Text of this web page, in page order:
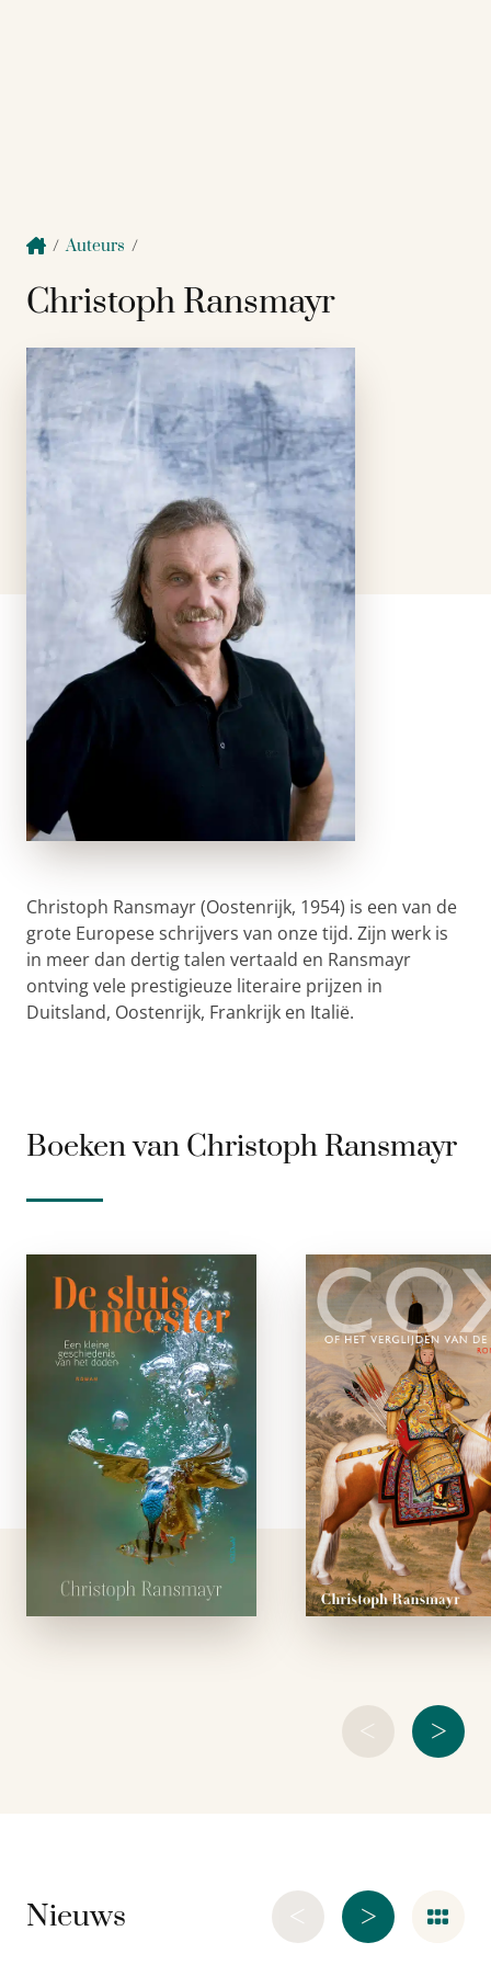
/Auteurs /
Christoph Ransmayr
Christoph Ransmayr (Oostenrijk, 1954) is een van de
grote Europese schrijvers van onze tijd. Zijn werk is
in meer dan dertig talen vertaald en Ransmayr
ontving vele prestigieuze literaire prijzen in
Duitsland, Oostenrijk, Frankrijk en Italië.
Boeken van Christoph Ransmayr
< >
De
Sluismeester
paperback
‘Mijn vader heeft vijf
mensen gedood.’ Het
is de eerste zin van
de nieuwe roman van
de auteur van
grootse romans als
Atlas van een bange
man en Cox of …
Cox of
verglijden
de
e-boek
Met een schip
wonderdieren
vergezeld door
van zijn
edelsmeden
reist de
machtigste
Nieuws >
<